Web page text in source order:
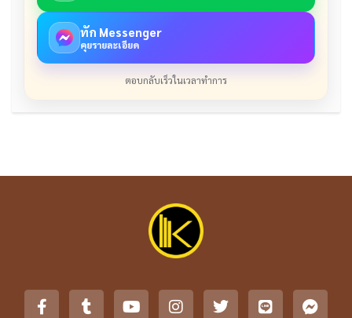
ทัก Messenger
คุยรายละเอียด
ตอบกลับเร็วในเวลาทำการ